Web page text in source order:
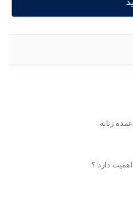
زنانه
دارد ؟